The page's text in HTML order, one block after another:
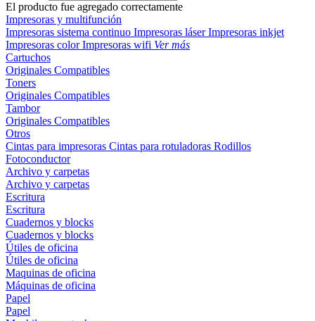
El producto fue agregado correctamente
Impresoras y multifunción
Impresoras sistema continuo Impresoras láserImpresoras inkjet
Impresoras colorImpresoras wifi Ver más
Cartuchos
Originales Compatibles
Toners
Originales Compatibles
Tambor
Originales Compatibles
Otros
Cintas para impresoras Cintas para rotuladoras Rodillos
Fotoconductor
Archivo y carpetas
Archivo y carpetas
Escritura
Escritura
Cuadernos y blocks
Cuadernos y blocks
Útiles de oficina
Útiles de oficina
Maquinas de oficina
Máquinas de oficina
Papel
Papel